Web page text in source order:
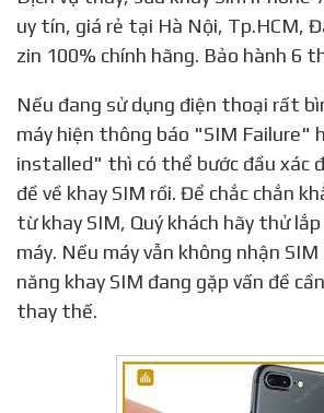
uy tín, giá rẻ tại Hà Nội, Tp.HCM,
zin 100% chính hãng. Bảo hành 6
Nếu đang sử dụng điện thoại rất bình thường bỗng
máy hiện thông báo "SIM Failure"
installed" thì có thể bước đầu xác
đề về khay SIM rồi. Để chắc chắn
từ khay SIM, Quý khách hãy thử lắp
máy. Nếu máy vẫn không nhận
năng khay SIM đang gặp vấn đề
thay thế.